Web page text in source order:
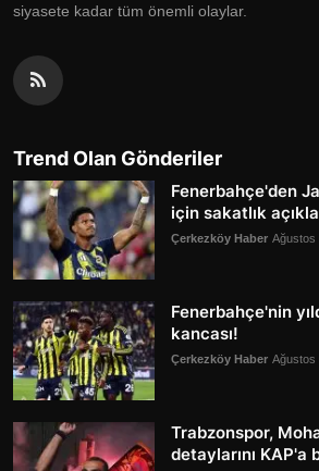
siyasete kadar tüm önemli olaylar.
Trend Olan Gönderiler
Fenerbahçe'den
için sakatlık
Çerkezköy Haber Ağustos
Fenerbahçe'nin
kancası!
Çerkezköy Haber Ağustos
Trabzonspor,
detaylarını KAP'a